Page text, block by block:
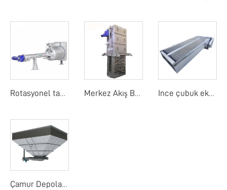
Rotasyonel tambur detay ekranı Merkez Akış Bant Ekranı Ince çubuk ekranı
Çamur Depolama Yuvası